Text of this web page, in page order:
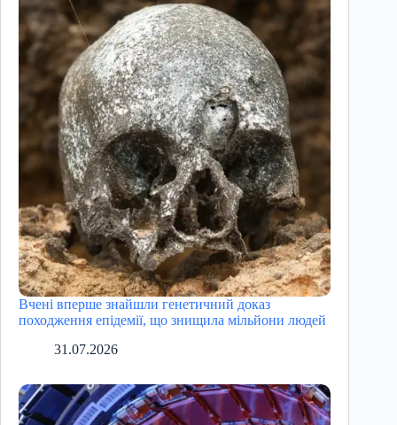
Вчені вперше знайшли генетичний доказ
походження епідемії, що знищила мільйони людей
31.07.2026